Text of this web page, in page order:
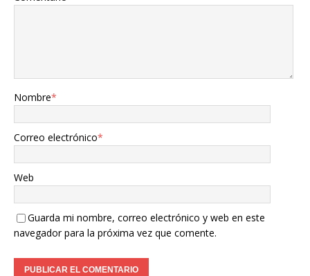
Nombre*
Correo electrónico*
Web
Guarda mi nombre, correo electrónico y web en este
navegador para la próxima vez que comente.